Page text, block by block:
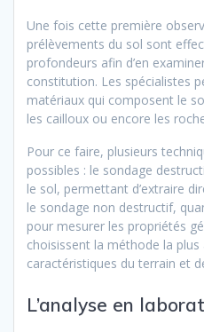
Une fois cette première
prélèvements du sol sont
profondeurs afin d’en
constitution. Les spécialistes
matériaux qui composent le
les cailloux ou encore les
Pour ce faire, plusieurs
possibles : le sondage
le sol, permettant d’extraire
le sondage non destructif,
pour mesurer les propriétés
choisissent la méthode la
caractéristiques du terrain et
L’analyse en